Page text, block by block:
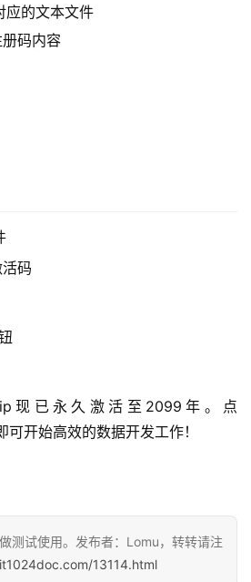
的文本文件
码内容
码
现已永久激活至2099年。点
开始高效的数据开发工作！
测试使用。发布者：Lomu，转转请注
13114.html